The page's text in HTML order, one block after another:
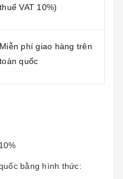
thuế VAT 10%)
Miễn phí giao hàng trên
toàn quốc
bằng hình thức: